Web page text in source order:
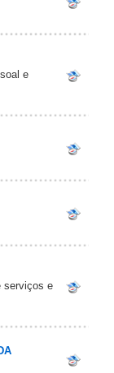
e
serviços e